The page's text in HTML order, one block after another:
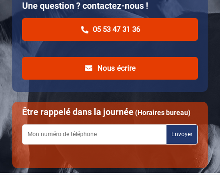
Une question ? contactez-nous !
05 53 47 31 36
Nous écrire
Être rappelé dans la journée(Horaires bureau)